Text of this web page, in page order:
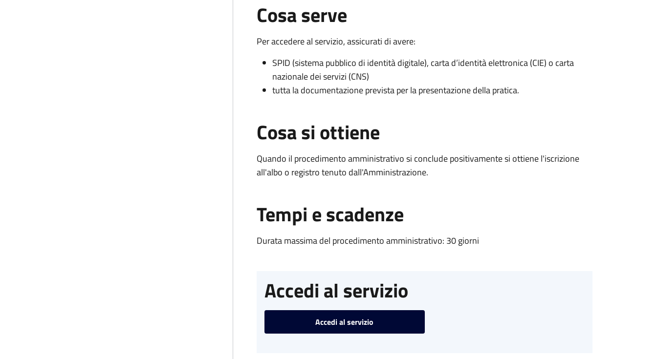
Cosa serve
Per accedere al servizio, assicurati di avere:
SPID (sistema pubblico di identità digitale), carta d’identità elettronica (CIE) o carta
nazionale dei servizi (CNS)
tutta la documentazione prevista per la presentazione della pratica.
Cosa si ottiene
Quando il procedimento amministrativo si conclude positivamente si ottiene l'iscrizione
all'albo o registro tenuto dall'Amministrazione.
Tempi e scadenze
Durata massima del procedimento amministrativo: 30 giorni
Accedi al servizio
Accedi al servizio